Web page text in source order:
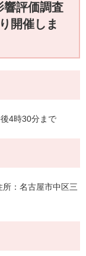
響評価調査
開催しま
4時30分まで
：名古屋市中区三